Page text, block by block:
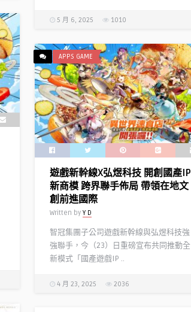
5 月 6, 2025 1010
APPS GAME
遊戲新幹線X弘煜科技 開創國產IP
新商模 跨界聯手佈局 帶領在地文
創前進國際
Written by Y D
智冠集團子公司遊戲新幹線與弘煜科技強
強聯手，今（23）日重磅宣布共同推動全
新模式「國產遊戲IP ..
4 月 23, 2025 2036